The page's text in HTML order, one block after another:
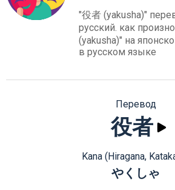
"役者 (yakusha)"
русский. как
(yakusha)" на
в русском языке
Перевод
役者
Kana (Hiragana,
やくしゃ